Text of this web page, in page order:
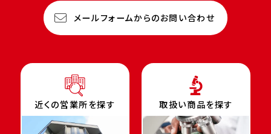
メールフォームからのお問い合わせ
近くの営業所を探す 取扱い商品を探す